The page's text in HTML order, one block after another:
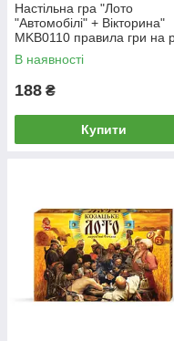
Настільна гра "Лото
"Автомобілі" + Вікторина"
MKB0110 правила гри на
і укр. мовами
В наявності
188 ₴
Купити